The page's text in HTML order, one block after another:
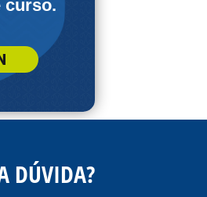
curso.
DÚVIDA?